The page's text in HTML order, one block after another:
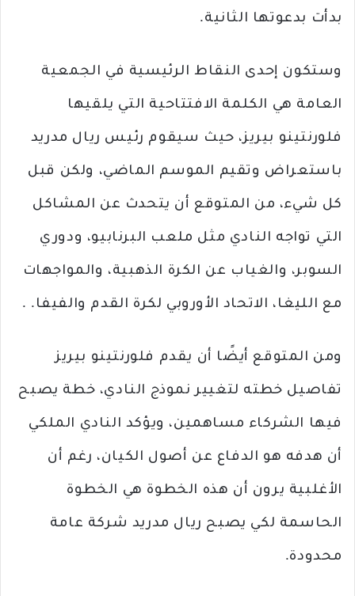
بدأت بدعوتها الثانية.
وستكون إحدى النقاط الرئيسية في الجمعية
العامة هي الكلمة الافتتاحية التي يلقيها
فلورنتينو بيريز، حيث سيقوم رئيس ريال مدريد
باستعراض وتقيم الموسم الماضي، ولكن قبل
كل شيء، من المتوقع أن يتحدث عن المشاكل
التي تواجه النادي مثل ملعب البرنابيو، ودوري
السوبر، والغياب عن الكرة الذهبية، والمواجهات
مع الليغا، الاتحاد الأوروبي لكرة القدم والفيفا. .
ومن المتوقع أيضًا أن يقدم فلورنتينو بيريز
تفاصيل خطته لتغيير نموذج النادي، خطة يصبح
فيها الشركاء مساهمين، ويؤكد النادي الملكي
أن هدفه هو الدفاع عن أصول الكيان، رغم أن
الأغلبية يرون أن هذه الخطوة هي الخطوة
الحاسمة لكي يصبح ريال مدريد شركة عامة
محدودة.